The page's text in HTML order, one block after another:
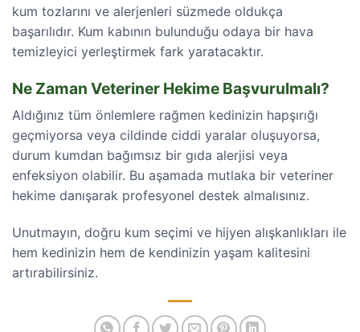
kum tozlarını ve alerjenleri süzmede oldukça
başarılıdır. Kum kabının bulunduğu odaya bir hava
temizleyici yerleştirmek fark yaratacaktır.
Ne Zaman Veteriner Hekime Başvurulmalı?
Aldığınız tüm önlemlere rağmen kedinizin hapşırığı
geçmiyorsa veya cildinde ciddi yaralar oluşuyorsa,
durum kumdan bağımsız bir gıda alerjisi veya
enfeksiyon olabilir. Bu aşamada mutlaka bir veteriner
hekime danışarak profesyonel destek almalısınız.
Unutmayın, doğru kum seçimi ve hijyen alışkanlıkları ile
hem kedinizin hem de kendinizin yaşam kalitesini
artırabilirsiniz.